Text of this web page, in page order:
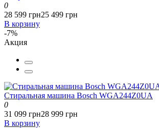
0
28 599 грн25 499 грн
В корзину
-7%
Акция
Стиральная машина Bosch WGA244Z0UA
0
31 099 грн28 999 грн
В корзину